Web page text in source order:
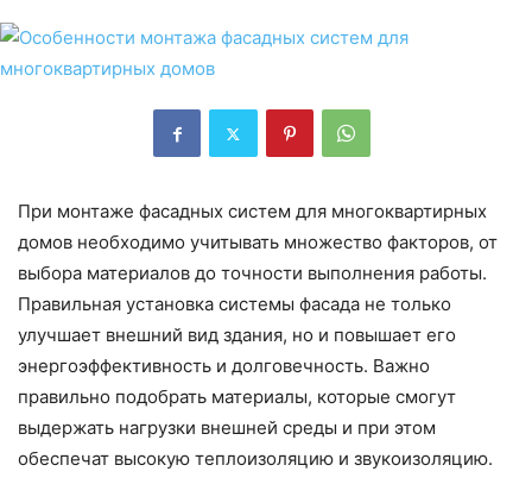
При монтаже фасадных систем для многоквартирных
домов необходимо учитывать множество факторов, от
выбора материалов до точности выполнения работы.
Правильная установка системы фасада не только
улучшает внешний вид здания, но и повышает его
энергоэффективность и долговечность. Важно
правильно подобрать материалы, которые смогут
выдержать нагрузки внешней среды и при этом
обеспечат высокую теплоизоляцию и звукоизоляцию.